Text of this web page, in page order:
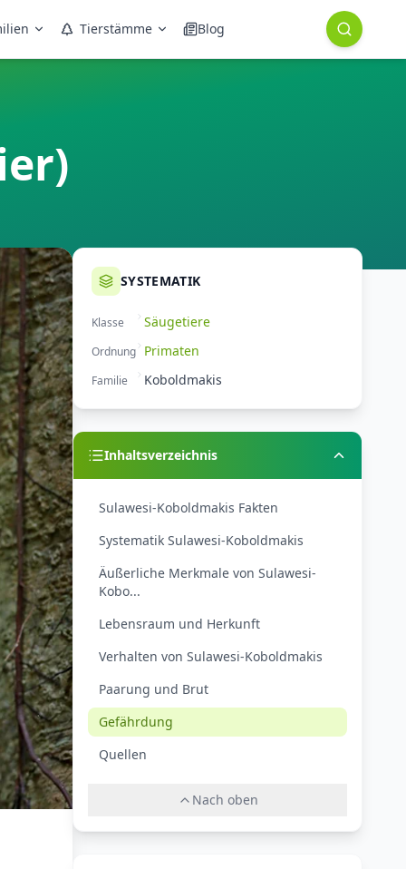
Tierstämme Blog
SYSTEMATIK
Klasse Säugetiere
Ordnung Primaten
Familie Koboldmakis
Inhaltsverzeichnis
Sulawesi-Koboldmakis Fakten
Systematik Sulawesi-Koboldmakis
Äußerliche Merkmale von Sulawesi-
Kobo...
Lebensraum und Herkunft
Verhalten von Sulawesi-Koboldmakis
Paarung und Brut
Gefährdung
Quellen
Nach oben